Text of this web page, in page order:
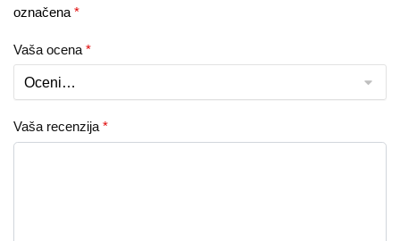
označena *
Vaša ocena *
Vaša recenzija*